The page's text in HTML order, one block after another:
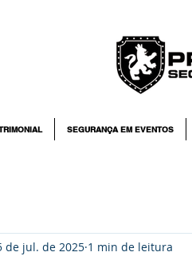
SEGURANÇA EM EVENTOS
de jul. de 2025 1 min de leitura